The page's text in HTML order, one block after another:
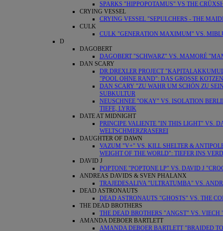
SPARKS "HIPPOPOTAMUS" VS THE
CRYING VESSEL
CRYING VESSEL "SEPULCHERS - THE
CULK
CULK "GENERATION MAXIMUM" VS.
D
DAGOBERT
DAGOBERT "SCHWARZ" VS. MAMORÉ
DAN SCARY
DR.DREXLER PROJECT
"POOL OHNE RAND": DAS GROSSE KOTZEN
DAN SCARY "ZU WAHR UM SCHÖN ZU
SUBKULTUR
NEUSCHNEE "OKAY" VS. ISOLATION
TIEFE, LYRIK
DATE AT MIDNIGHT
PRINCIPE VALIENTE "IN THIS LIGHT" VS.
WELTSCHMERZRASEREI
DAUGHTER OF DAWN
VAZUM "V+" VS. KILL SHELTER &
WEIGHT OF THE WORLD": TIEFER INS
DAVID J
POPTONE "POPTONE LP" VS. DAVID J
ANDREAS DAVIDS & SVEN PHALANX
TRAJEDESALIVA "ULTRATUMBA" VS.
DEAD ASTRONAUTS
DEAD ASTRONAUTS "GHOSTS" VS. THE
THE DEAD BROTHERS
THE DEAD BROTHERS "ANGST" VS.
AMANDA DEBOER BARTLETT
AMANDA DEBOER BARTLETT "BRAIDED